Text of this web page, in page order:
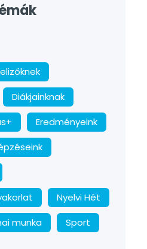
Diákjainknak
Eredményeink
Nyelvi Hét
munka
Sport